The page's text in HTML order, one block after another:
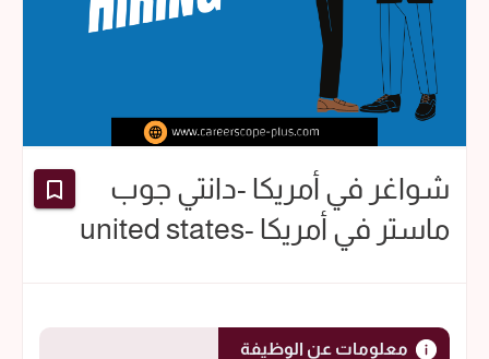
شواغر في أمريكا -دانتي جوب
ماستر في أمريكا -united states
معلومات عن الوظيفة